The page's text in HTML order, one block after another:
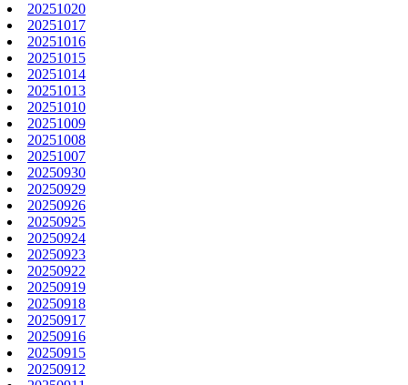
20251020
20251017
20251016
20251015
20251014
20251013
20251010
20251009
20251008
20251007
20250930
20250929
20250926
20250925
20250924
20250923
20250922
20250919
20250918
20250917
20250916
20250915
20250912